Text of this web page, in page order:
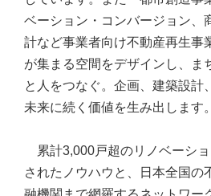
ベーション・コンバージョン、
計など事業者向け不動産再生事
が集まる空間をデザインし、ま
と人をつなぐ。企画、建築設計
未来に続く価値を生み出しま
累計3,000戸超のリノベーシ
されたノウハウと、日本全国の